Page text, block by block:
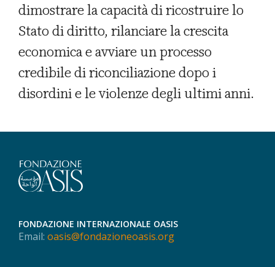
dimostrare la capacità di ricostruire lo
Stato di diritto, rilanciare la crescita
economica e avviare un processo
credibile di riconciliazione dopo i
disordini e le violenze degli ultimi anni.
FONDAZIONE INTERNAZIONALE OASIS
Email: oasis@fondazioneoasis.org